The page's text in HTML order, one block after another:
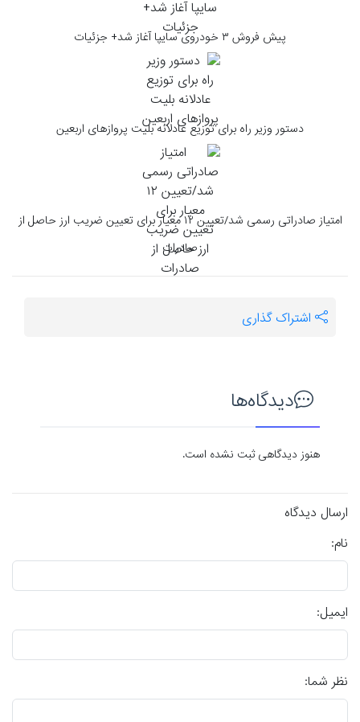
پیش فروش ۳ خودروی سایپا آغاز شد+ جزئیات
دستور وزیر راه برای توزیع عادلانه بلیت پروازهای اربعین
امتیاز صادراتی رسمی شد/تعیین ۱۲ معیار برای تعیین ضریب ارز حاصل از
صادرات
اشتراک گذاری
دیدگاه‌ها
هنوز دیدگاهی ثبت نشده است.
ارسال دیدگاه
نام:
ایمیل:
نظر شما: